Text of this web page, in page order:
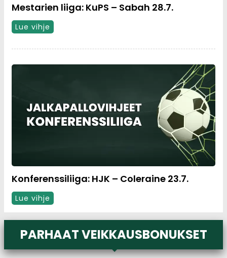
Mestarien liiga: KuPS – Sabah 28.7.
Lue vihje
Konferenssiliiga: HJK – Coleraine 23.7.
Lue vihje
PARHAAT VEIKKAUSBONUKSET